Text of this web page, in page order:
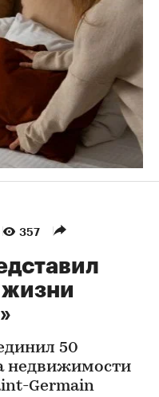
357
жизни
50
недвижимости
Germain